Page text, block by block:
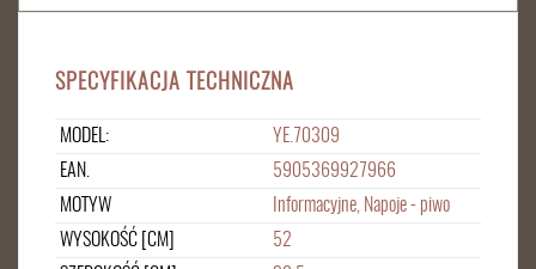
SPECYFIKACJA TECHNICZNA
MODEL:
YE.70309
EAN.
5905369927966
MOTYW
Informacyjne, Napoje - piwo
WYSOKOŚĆ [CM]
52